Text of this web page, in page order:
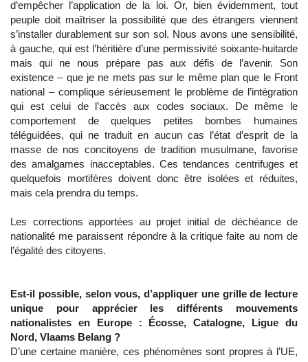
d’empêcher l’application de la loi. Or, bien évidemment, tout
peuple doit maîtriser la possibilité que des étrangers viennent
s’installer durablement sur son sol. Nous avons une sensibilité,
à gauche, qui est l’héritière d’une permissivité soixante-huitarde
mais qui ne nous prépare pas aux défis de l’avenir. Son
existence – que je ne mets pas sur le même plan que le Front
national – complique sérieusement le problème de l’intégration
qui est celui de l’accès aux codes sociaux. De même le
comportement de quelques petites bombes humaines
téléguidées, qui ne traduit en aucun cas l’état d’esprit de la
masse de nos concitoyens de tradition musulmane, favorise
des amalgames inacceptables. Ces tendances centrifuges et
quelquefois mortifères doivent donc être isolées et réduites,
mais cela prendra du temps.
Les corrections apportées au projet initial de déchéance de
nationalité me paraissent répondre à la critique faite au nom de
l’égalité des citoyens.
Est-il possible, selon vous, d’appliquer une grille de lecture
unique pour apprécier les différents mouvements
nationalistes en Europe : Écosse, Catalogne, Ligue du
Nord, Vlaams Belang ?
D’une certaine manière, ces phénomènes sont propres à l’UE,